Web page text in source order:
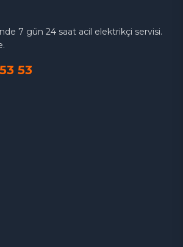
7 gün 24 saat acil elektrikçi servisi.
53